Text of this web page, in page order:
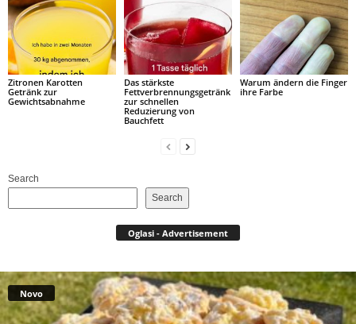
Zitronen Karotten
Getränk zur
Gewichtsabnahme
Das stärkste
Fettverbrennungsgetränk
zur schnellen
Reduzierung von
Bauchfett
Warum ändern die Finger
ihre Farbe
Search
Search
Oglasi - Advertisement
Novo